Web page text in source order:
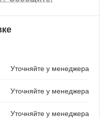
Уточняйте у менеджера
Уточняйте у менеджера
Уточняйте у менеджера